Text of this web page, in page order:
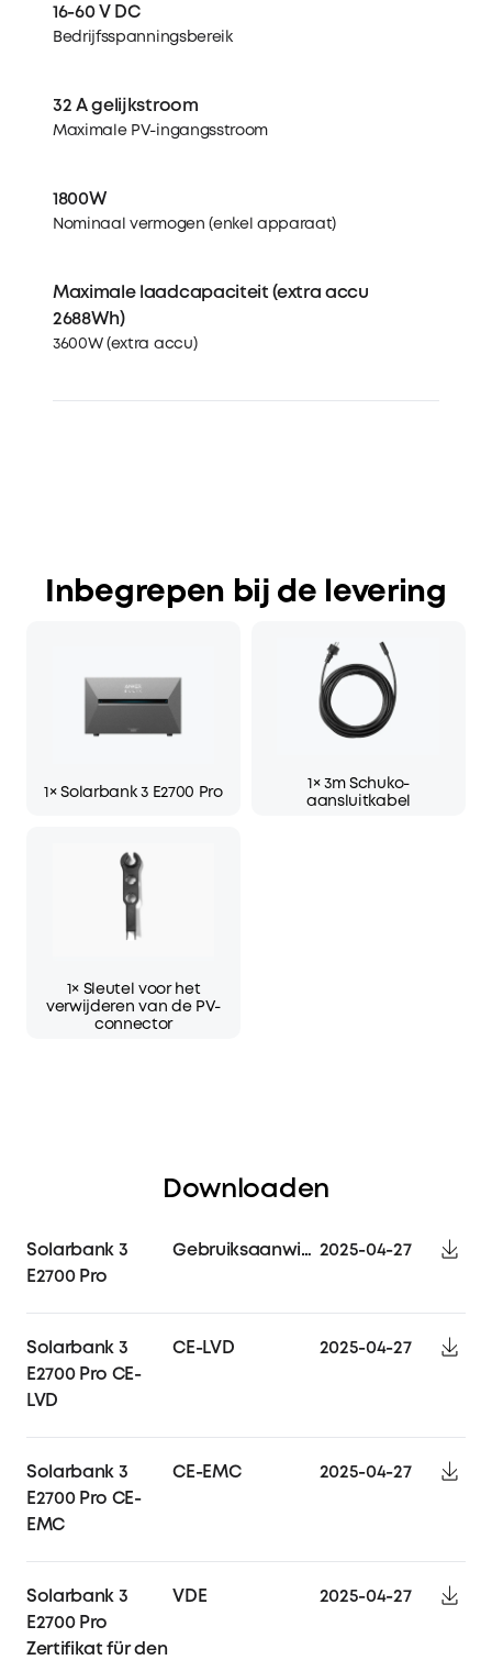
16-60 V DC
Bedrijfsspanningsbereik
32 A gelijkstroom
Maximale PV-ingangsstroom
1800W
Nominaal vermogen (enkel apparaat)
Maximale laadcapaciteit (extra accu
2688Wh)
3600W (extra accu)
Inbegrepen bij de levering
1× Solarbank 3 E2700 Pro
1× 3m Schuko-
aansluitkabel
1× Sleutel voor het
verwijderen van de PV-
connector
Downloaden
Solarbank 3
E2700 Pro
Gebruiksaanwijzing 2025-04-27
Solarbank 3
E2700 Pro CE-
LVD
CE-LVD 2025-04-27
Solarbank 3
E2700 Pro CE-
EMC
CE-EMC 2025-04-27
Solarbank 3
E2700 Pro
Zertifikat für den
VDE 2025-04-27